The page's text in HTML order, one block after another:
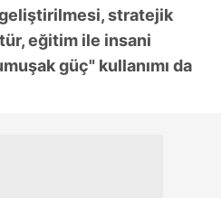
stratejik
eğitim ile insani
güç" kullanımı da